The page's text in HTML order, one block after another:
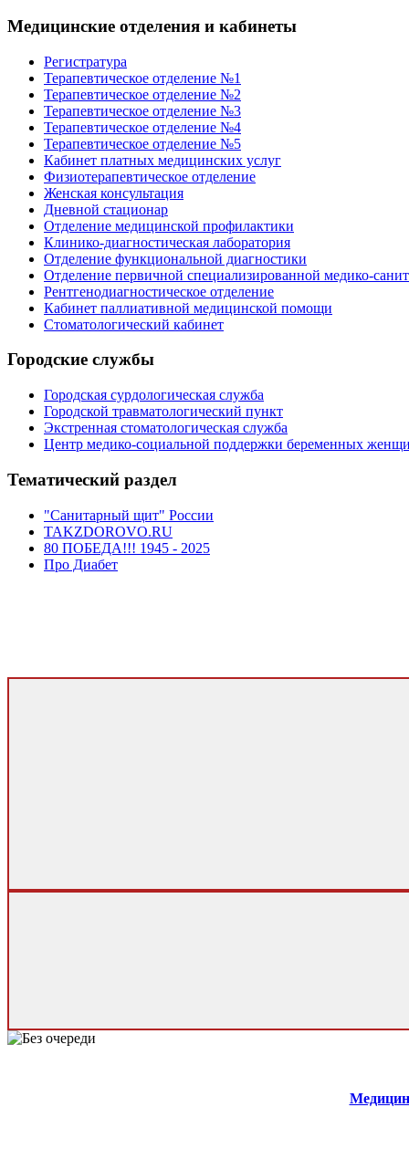
Медицинские отделения и кабинеты
Регистратура
Терапевтическое отделение №1
Терапевтическое отделение №2
Терапевтическое отделение №3
Терапевтическое отделение №4
Терапевтическое отделение №5
Кабинет платных медицинских услуг
Физиотерапевтическое отделение
Женская консультация
Дневной стационар
Отделение медицинской профилактики
Клинико-диагностическая лаборатория
Отделение функциональной диагностики
Отделение первичной специализированной медико-
Рентгенодиагностическое отделение
Кабинет паллиативной медицинской помощи
Стоматологический кабинет
Городские службы
Городская сурдологическая служба
Городской травматологический пункт
Экстренная стоматологическая служба
Центр медико-социальной поддержки беременных
Тематический раздел
"Санитарный щит" России
TAKZDOROVO.RU
80 ПОБЕДА!!! 1945 - 2025
Про Диабет